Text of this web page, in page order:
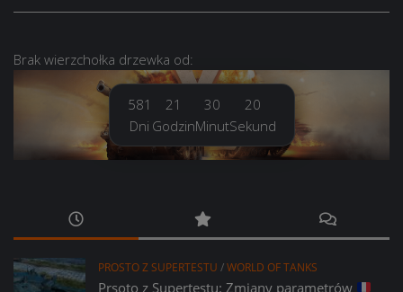
Brak wierzchołka drzewka od:
581
Dni
21
Godzin
30
Minut
21
Sekund
PROSTO Z SUPERTESTU /WORLD OF TANKS
Prsoto z Supertestu: Zmiany parametrów